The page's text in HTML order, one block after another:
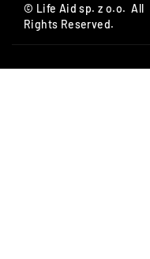
© Life Aid sp. z o.o. All
Rights Reserved.